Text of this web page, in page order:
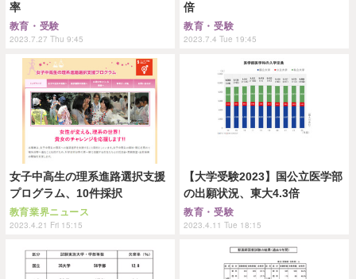
率
教育・受験
2023.7.27 Thu 9:45
倍
教育・受験
2023.7.4 Tue 19:45
女子中高生の理系進路選択支援
プログラム、10件採択
教育業界ニュース
2023.4.21 Fri 15:15
【大学受験2023】国公立医学部
の出願状況、東大4.3倍
教育・受験
2023.4.11 Tue 18:15